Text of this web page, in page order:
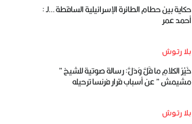
حكاية بين حطام الطائرة الإسرائيلية الساقطة …لـ :
أحمد عمر
بلا رتوش
خَيْرُ الكلامِ ما قَلَّ وَدَلَّ: رسالة صوتية للشيخ ”
مشيمش ” عن أسباب قرار فرنسا ترحيله
بلا رتوش